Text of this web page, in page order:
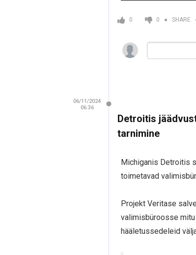
0 0 SHARE
06/11/2024
06:36
Detroitis
tarnimine
Michiganis Detroitis
toimetavad
Projekt Veritase
valimisbüroosse mitu
hääletussedeleid